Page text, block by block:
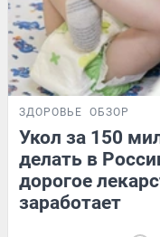
ЗДОРОВЬЕ ОБЗОР
Укол за 150
делать в
дорогое
заработает